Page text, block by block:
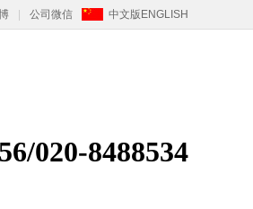
公司微信 中文版 ENGLISH
020-8488534